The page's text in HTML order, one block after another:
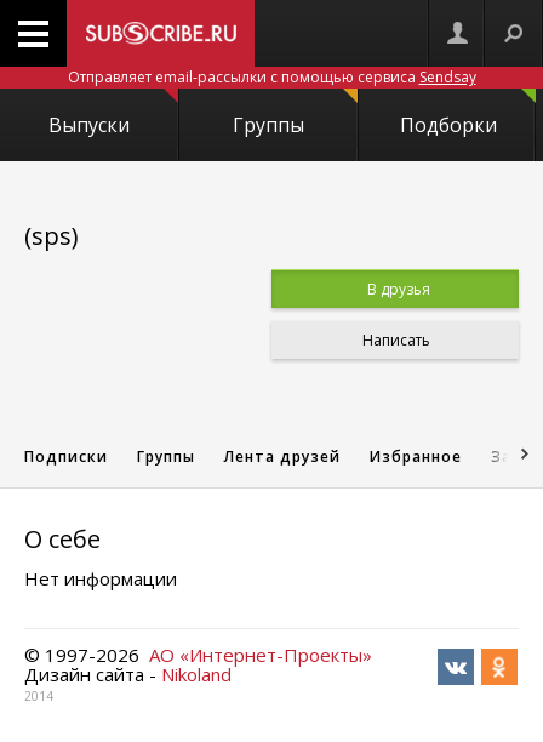
Отправляет email-рассылки с помощью сервиса Sendsay
Выпуски Группы Подборки
(sps)
В друзья
Написать
Подписки Группы Лента друзей Избранное
О себе
Нет информации
© 1997-2026 АО «Интернет-Проекты»
Дизайн сайта - Nikoland
2014